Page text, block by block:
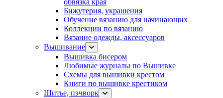
обвязка края
Бижутерия, украшения
Обучение вязанию для начинающих
Коллекции по вязанию
Вязание одежды, аксессуаров
Вышивание
Вышивка бисером
Любимые журналы по Вышивке
Схемы для вышивки крестом
Книги по вышивке крестиком
Шитье, пэчворк